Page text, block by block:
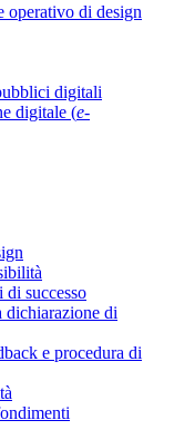
operativo di design
digitali
digitale (e-
di successo
dichiarazione di
e procedura di